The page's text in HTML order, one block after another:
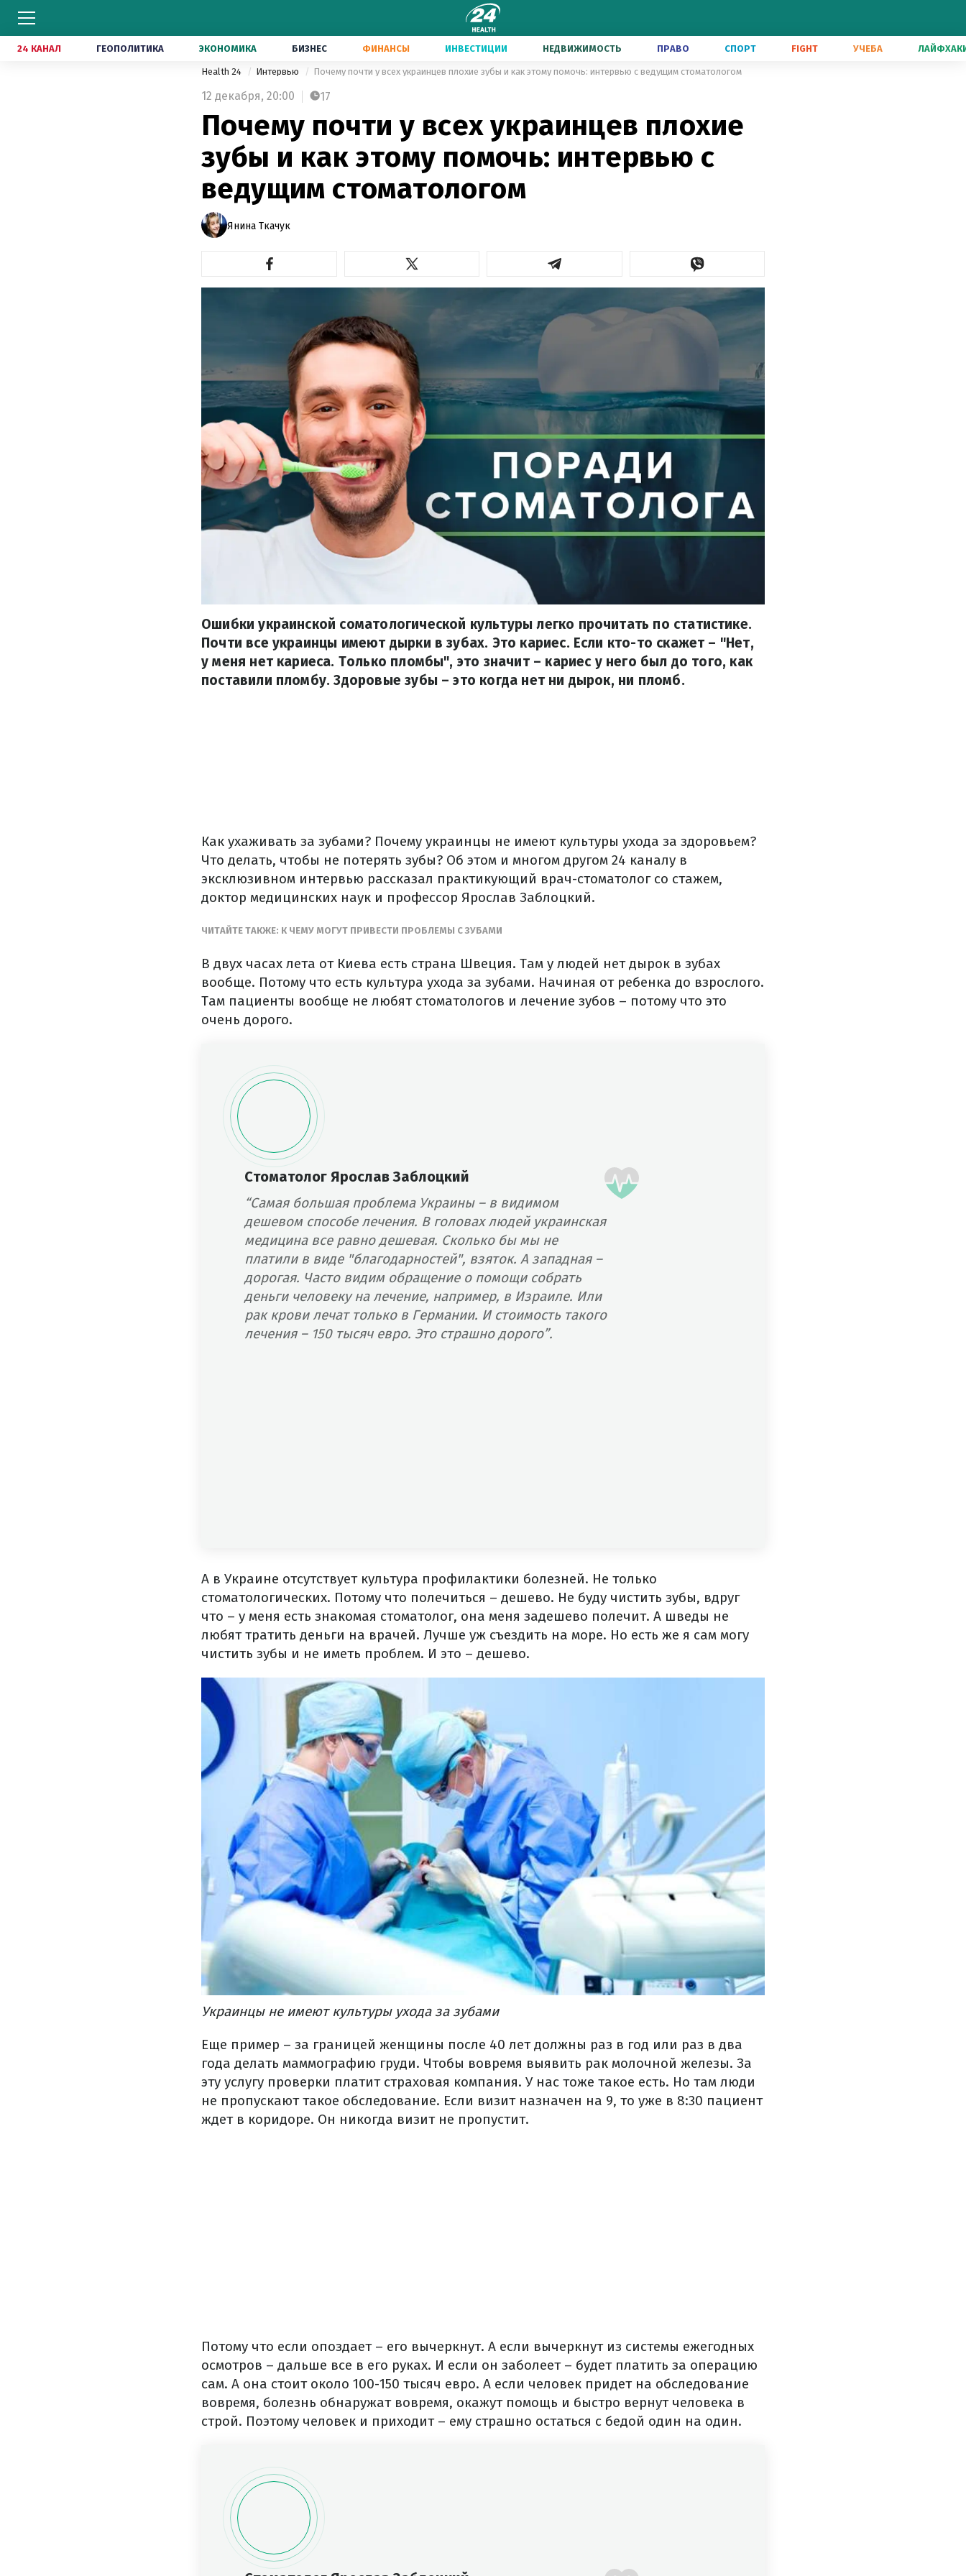
24 КАНАЛ ГЕОПОЛИТИКА ЭКОНОМИКА БИЗНЕС ФИНАНСЫ ИНВЕСТИЦИИ НЕДВИЖИМОСТЬ ПРАВО СПОРТ FIGHT УЧЕБА
Health 24 Интервью Почему почти у всех украинцев плохие зубы и как этому помочь: интервью с ведущим стоматологом
12 декабря, 20:00 17
Почему почти у всех украинцев плохие
зубы и как этому помочь: интервью с
ведущим стоматологом
Янина Ткачук
Ошибки украинской соматологической культуры легко прочитать по статистике.
Почти все украинцы имеют дырки в зубах. Это кариес. Если кто-то скажет – "Нет,
у меня нет кариеса. Только пломбы", это значит – кариес у него был до того, как
поставили пломбу. Здоровые зубы – это когда нет ни дырок, ни пломб.
Как ухаживать за зубами? Почему украинцы не имеют культуры ухода за здоровьем?
Что делать, чтобы не потерять зубы? Об этом и многом другом 24 каналу в
эксклюзивном интервью рассказал практикующий врач-стоматолог со стажем,
доктор медицинских наук и профессор Ярослав Заблоцкий.
ЧИТАЙТЕ ТАКЖЕ: К ЧЕМУ МОГУТ ПРИВЕСТИ ПРОБЛЕМЫ С ЗУБАМИ
В двух часах лета от Киева есть страна Швеция. Там у людей нет дырок в зубах
вообще. Потому что есть культура ухода за зубами. Начиная от ребенка до взрослого.
Там пациенты вообще не любят стоматологов и лечение зубов – потому что это
очень дорого.
Стоматолог Ярослав Заблоцкий
“Самая большая проблема Украины – в видимом
дешевом способе лечения. В головах людей украинская
медицина все равно дешевая. Сколько бы мы не
платили в виде "благодарностей", взяток. А западная –
дорогая. Часто видим обращение о помощи собрать
деньги человеку на лечение, например, в Израиле. Или
рак крови лечат только в Германии. И стоимость такого
лечения – 150 тысяч евро. Это страшно дорого”.
А в Украине отсутствует культура профилактики болезней. Не только
стоматологических. Потому что полечиться – дешево. Не буду чистить зубы, вдруг
что – у меня есть знакомая стоматолог, она меня задешево полечит. А шведы не
любят тратить деньги на врачей. Лучше уж съездить на море. Но есть же я сам могу
чистить зубы и не иметь проблем. И это – дешево.
Украинцы не имеют культуры ухода за зубами
Еще пример – за границей женщины после 40 лет должны раз в год или раз в два
года делать маммографию груди. Чтобы вовремя выявить рак молочной железы. За
эту услугу проверки платит страховая компания. У нас тоже такое есть. Но там люди
не пропускают такое обследование. Если визит назначен на 9, то уже в 8:30 пациент
ждет в коридоре. Он никогда визит не пропустит.
Потому что если опоздает – его вычеркнут. А если вычеркнут из системы ежегодных
осмотров – дальше все в его руках. И если он заболеет – будет платить за операцию
сам. А она стоит около 100-150 тысяч евро. А если человек придет на обследование
вовремя, болезнь обнаружат вовремя, окажут помощь и быстро вернут человека в
строй. Поэтому человек и приходит – ему страшно остаться с бедой один на один.